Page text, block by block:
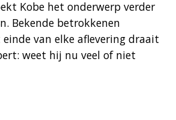
Kobe het onderwerp verder
Bekende betrokkenen
van elke aflevering draait
weet hij nu veel of niet